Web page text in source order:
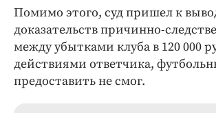
Помимо этого, суд пришел к
доказательств причинно-
между убытками клуба в 120 000
действиями ответчика,
предоставить не смог.